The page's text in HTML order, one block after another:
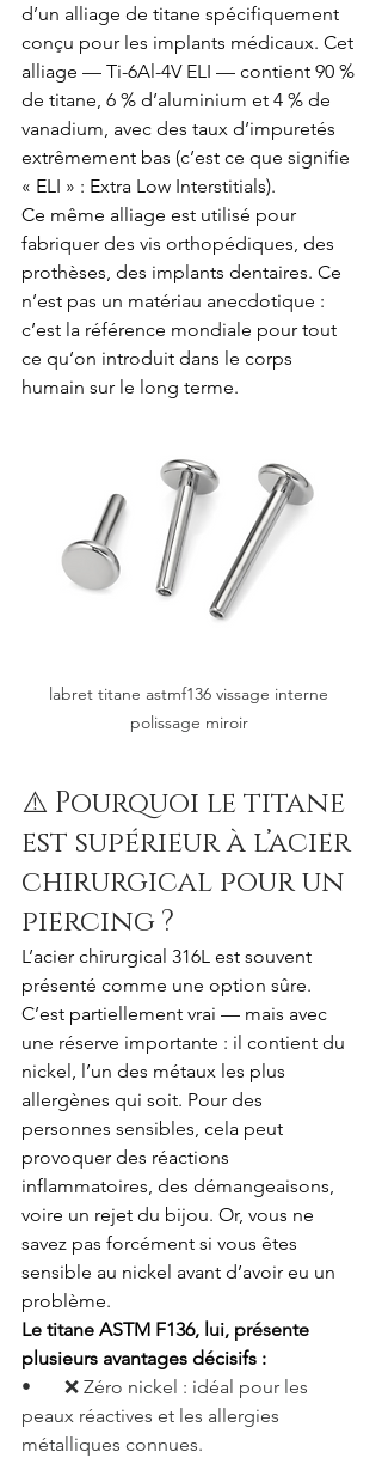
d’un alliage de titane spécifiquement
conçu pour les implants médicaux. Cet
alliage — Ti-6Al-4V ELI — contient 90 %
de titane, 6 % d’aluminium et 4 % de
vanadium, avec des taux d’impuretés
extrêmement bas (c’est ce que signifie
« ELI » : Extra Low Interstitials).
Ce même alliage est utilisé pour
fabriquer des vis orthopédiques, des
prothèses, des implants dentaires. Ce
n’est pas un matériau anecdotique :
c’est la référence mondiale pour tout
ce qu’on introduit dans le corps
humain sur le long terme.
labret titane astmf136 vissage interne
polissage miroir
⚠️ Pourquoi le titane
est supérieur à l’acier
chirurgical pour un
piercing ?
L’acier chirurgical 316L est souvent
présenté comme une option sûre.
C’est partiellement vrai — mais avec
une réserve importante : il contient du
nickel, l’un des métaux les plus
allergènes qui soit. Pour des
personnes sensibles, cela peut
provoquer des réactions
inflammatoires, des démangeaisons,
voire un rejet du bijou. Or, vous ne
savez pas forcément si vous êtes
sensible au nickel avant d’avoir eu un
problème.
Le titane ASTM F136, lui, présente
plusieurs avantages décisifs :
•       ❌ Zéro nickel : idéal pour les
peaux réactives et les allergies
métalliques connues.